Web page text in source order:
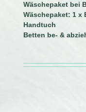
Wäschepaket bei
Wäschepaket: 1 x
Handtuch
Betten be- &